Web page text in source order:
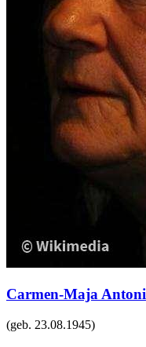
Carmen-Maja Antoni
(geb. 23.08.1945)